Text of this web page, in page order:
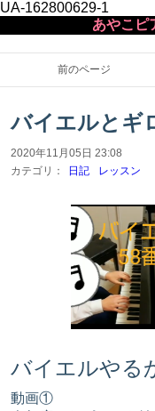
UA-162800629-1
あやこピ
前のページ
バイエルとギ
2020年11月05日 23:08
カテゴリ：
日記 レッスン
バイエルやる
動画①